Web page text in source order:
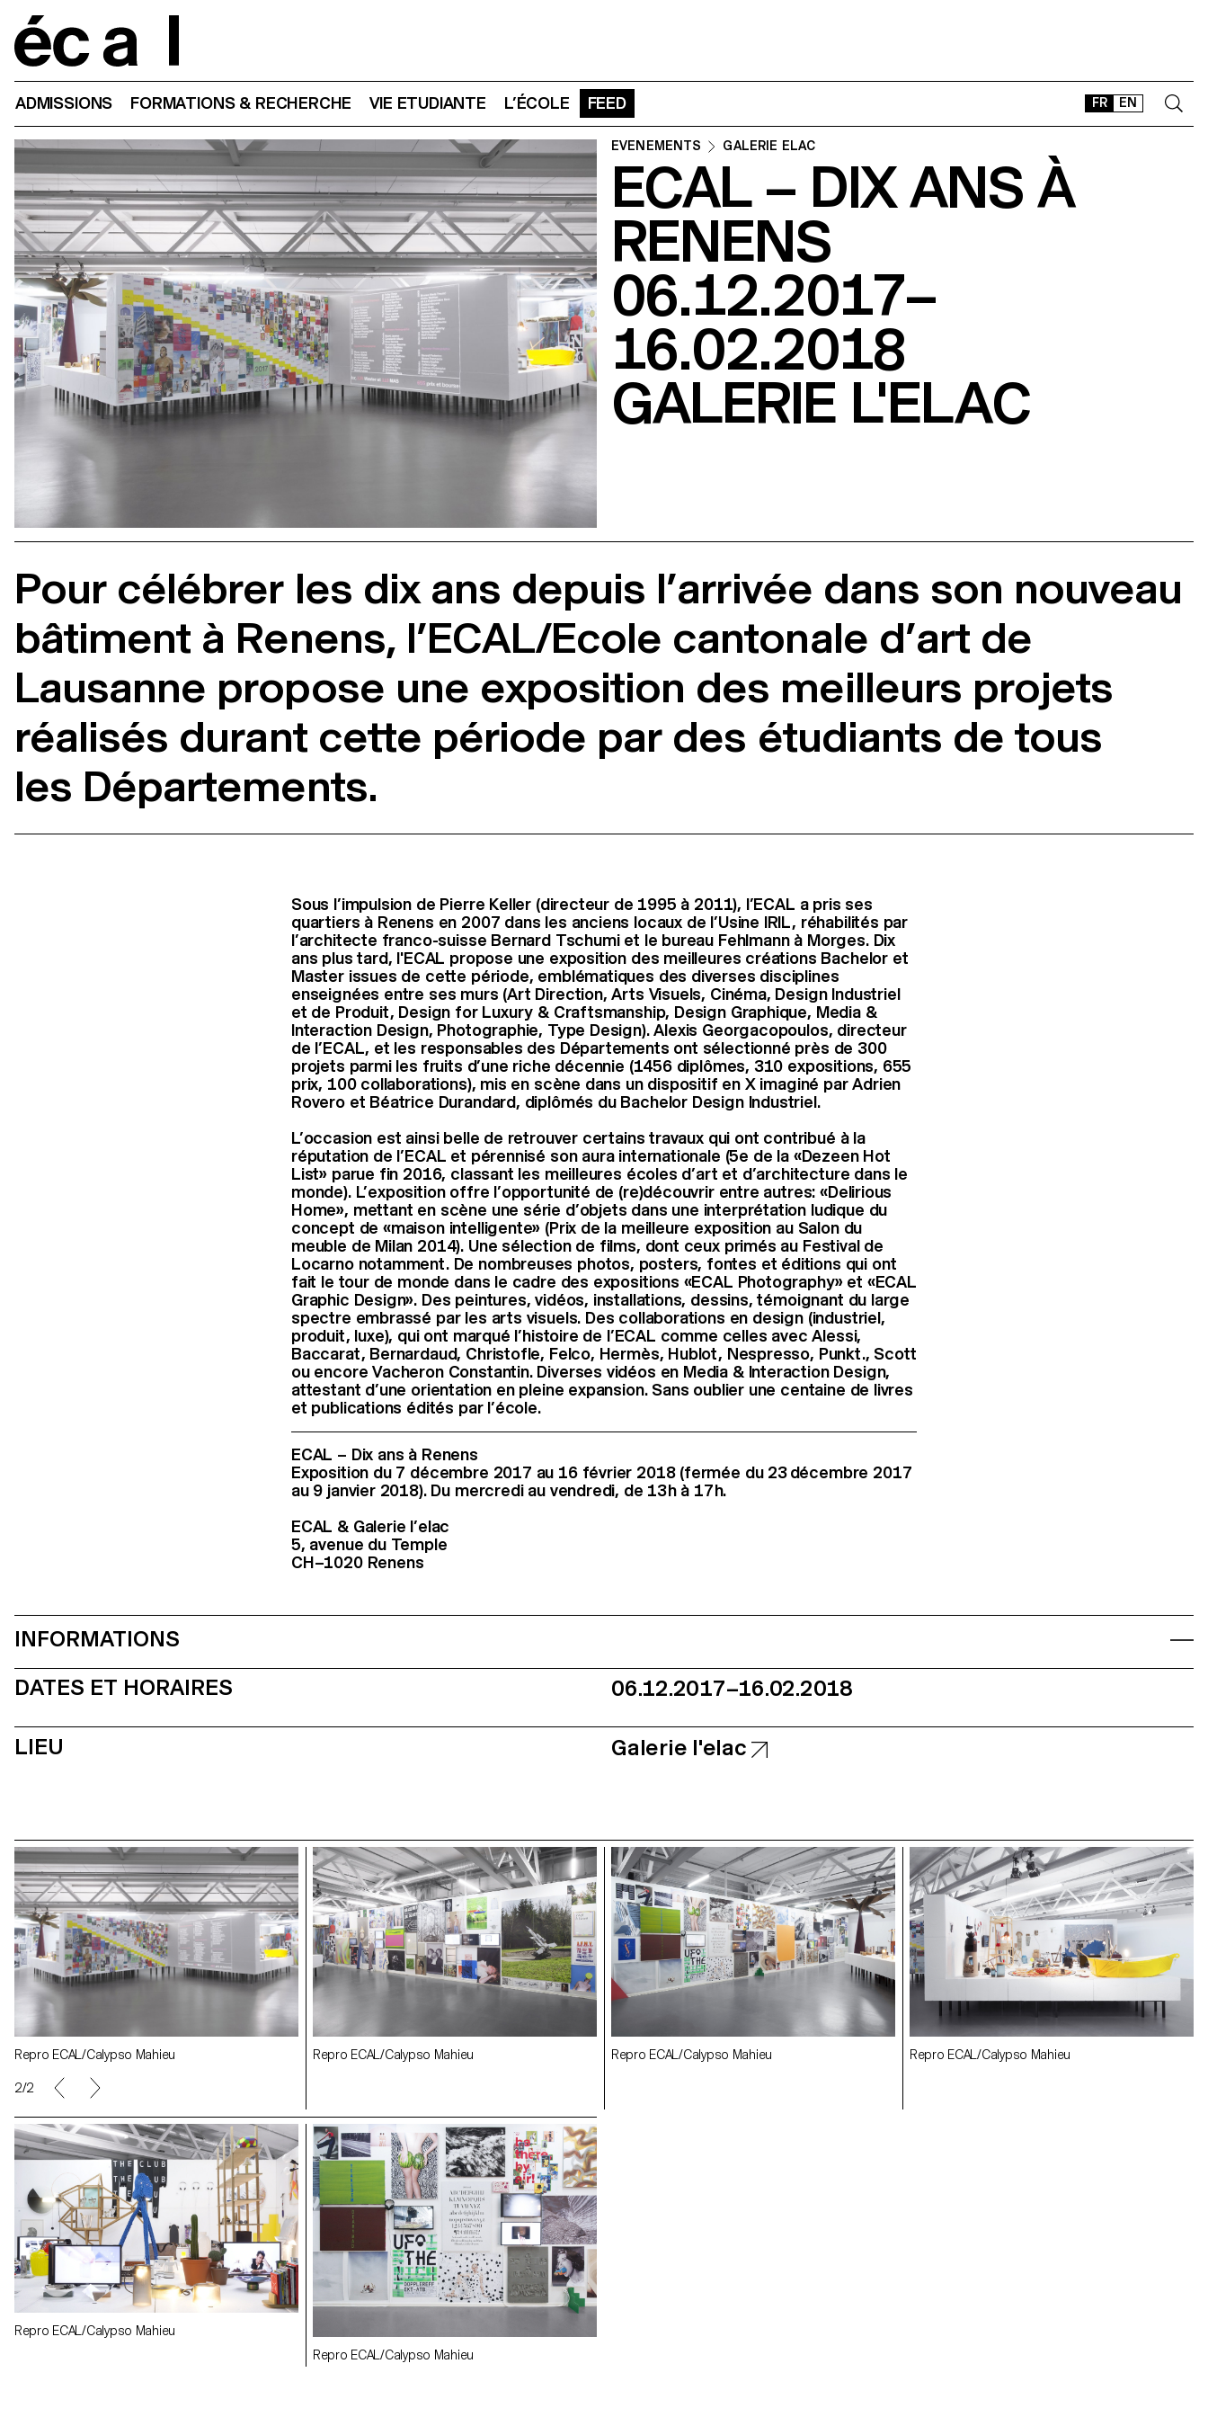
FR EN
ADMISSIONS FORMATIONS & RECHERCHE VIE ETUDIANTE L’ÉCOLE FEED
CONTACT
SHOP
ÉVÉNEMENTS GALERIE ELAC
ECAL – DIX ANS À
RENENS
06.12.2017–
16.02.2018
GALERIE L'ELAC
Pour célébrer les dix ans depuis l’arrivée dans son nouveau
bâtiment à Renens, l’ECAL/Ecole cantonale d’art de
Lausanne propose une exposition des meilleurs projets
réalisés durant cette période par des étudiants de tous
les Départements.
Sous l’impulsion de Pierre Keller (directeur de 1995 à 2011), l’ECAL a pris ses
quartiers à Renens en 2007 dans les anciens locaux de l’Usine IRIL, réhabilités par
l’architecte franco-suisse Bernard Tschumi et le bureau Fehlmann à Morges. Dix
ans plus tard, l'ECAL propose une exposition des meilleures créations Bachelor et
Master issues de cette période, emblématiques des diverses disciplines
enseignées entre ses murs (Art Direction, Arts Visuels, Cinéma, Design Industriel
et de Produit, Design for Luxury & Craftsmanship, Design Graphique, Media &
Interaction Design, Photographie, Type Design). Alexis Georgacopoulos, directeur
de l’ECAL, et les responsables des Départements ont sélectionné près de 300
projets parmi les fruits d’une riche décennie (1456 diplômes, 310 expositions, 655
prix, 100 collaborations), mis en scène dans un dispositif en X imaginé par Adrien
Rovero et Béatrice Durandard, diplômés du Bachelor Design Industriel.
L’occasion est ainsi belle de retrouver certains travaux qui ont contribué à la
réputation de l’ECAL et pérennisé son aura internationale (5e de la «Dezeen Hot
List» parue fin 2016, classant les meilleures écoles d’art et d’architecture dans le
monde). L’exposition offre l’opportunité de (re)découvrir entre autres: «Delirious
Home», mettant en scène une série d’objets dans une interprétation ludique du
concept de «maison intelligente» (Prix de la meilleure exposition au Salon du
meuble de Milan 2014). Une sélection de films, dont ceux primés au Festival de
Locarno notamment. De nombreuses photos, posters, fontes et éditions qui ont
fait le tour de monde dans le cadre des expositions «ECAL Photography» et «ECAL
Graphic Design». Des peintures, vidéos, installations, dessins, témoignant du large
spectre embrassé par les arts visuels. Des collaborations en design (industriel,
produit, luxe), qui ont marqué l’histoire de l’ECAL comme celles avec Alessi,
Baccarat, Bernardaud, Christofle, Felco, Hermès, Hublot, Nespresso, Punkt., Scott
ou encore Vacheron Constantin. Diverses vidéos en Media & Interaction Design,
attestant d’une orientation en pleine expansion. Sans oublier une centaine de livres
et publications édités par l’école.
ECAL – Dix ans à Renens
Exposition du 7 décembre 2017 au 16 février 2018 (fermée du 23 décembre 2017
au 9 janvier 2018). Du mercredi au vendredi, de 13 h à 17 h.
ECAL & Galerie l’elac
5, avenue du Temple
CH–1020 Renens
INFORMATIONS
DATES ET HORAIRES
06.12.2017–16.02.2018
LIEU Galerie l'elac
Repro ECAL/Calypso Mahieu
2/2
Repro ECAL/Calypso Mahieu Repro ECAL/Calypso Mahieu
Repro ECAL/Calypso Mahieu Repro ECAL/Calypso Mahieu Repro ECAL/Calypso Mahieu
Repro ECAL/Calypso Mahieu
Repro ECAL/Calypso Mahieu